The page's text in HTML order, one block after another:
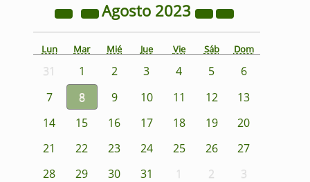
Agosto 2023
Lun Mar Mié Jue Vie Sáb Dom
31 1 2 3 4 5
6
7
8 9 10 11 12
13
14
15 16 17 18 19
20
21
22 23 24 25 26
27
28
29 30 31 1 2 3